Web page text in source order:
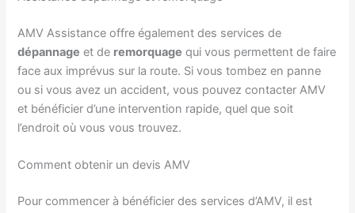
AMV Assistance offre également des services de
dépannage et de remorquage qui vous permettent de faire
face aux imprévus sur la route. Si vous tombez en panne
ou si vous avez un accident, vous pouvez contacter AMV
et bénéficier d’une intervention rapide, quel que soit
l’endroit où vous vous trouvez.
Comment obtenir un devis AMV
Pour commencer à bénéficier des services d’AMV, il est